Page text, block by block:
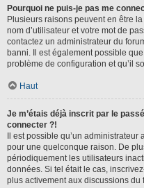
Pourquoi ne puis-je pas me
Plusieurs raisons peuvent en être
nom d’utilisateur et votre mot de
contactez un administrateur du
banni. Il est également possible
problème de configuration et qu’il
Haut
Je m’étais déjà inscrit par le
connecter ?!
Il est possible qu’un administrateur
pour une quelconque raison. De
périodiquement les utilisateurs
données. Si tel était le cas,
plus activement aux discussions du